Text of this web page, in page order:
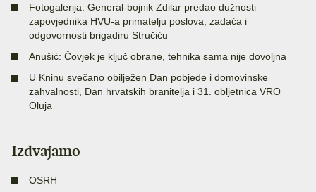
Fotogalerija: General-bojnik Zdilar predao dužnosti
zapovjednika HVU-a primatelju poslova, zadaća i
odgovornosti brigadiru Stručiću
Anušić: Čovjek je ključ obrane, tehnika sama nije dovoljna
U Kninu svečano obilježen Dan pobjede i domovinske
zahvalnosti, Dan hrvatskih branitelja i 31. obljetnica VRO
Oluja
Izdvajamo
OSRH